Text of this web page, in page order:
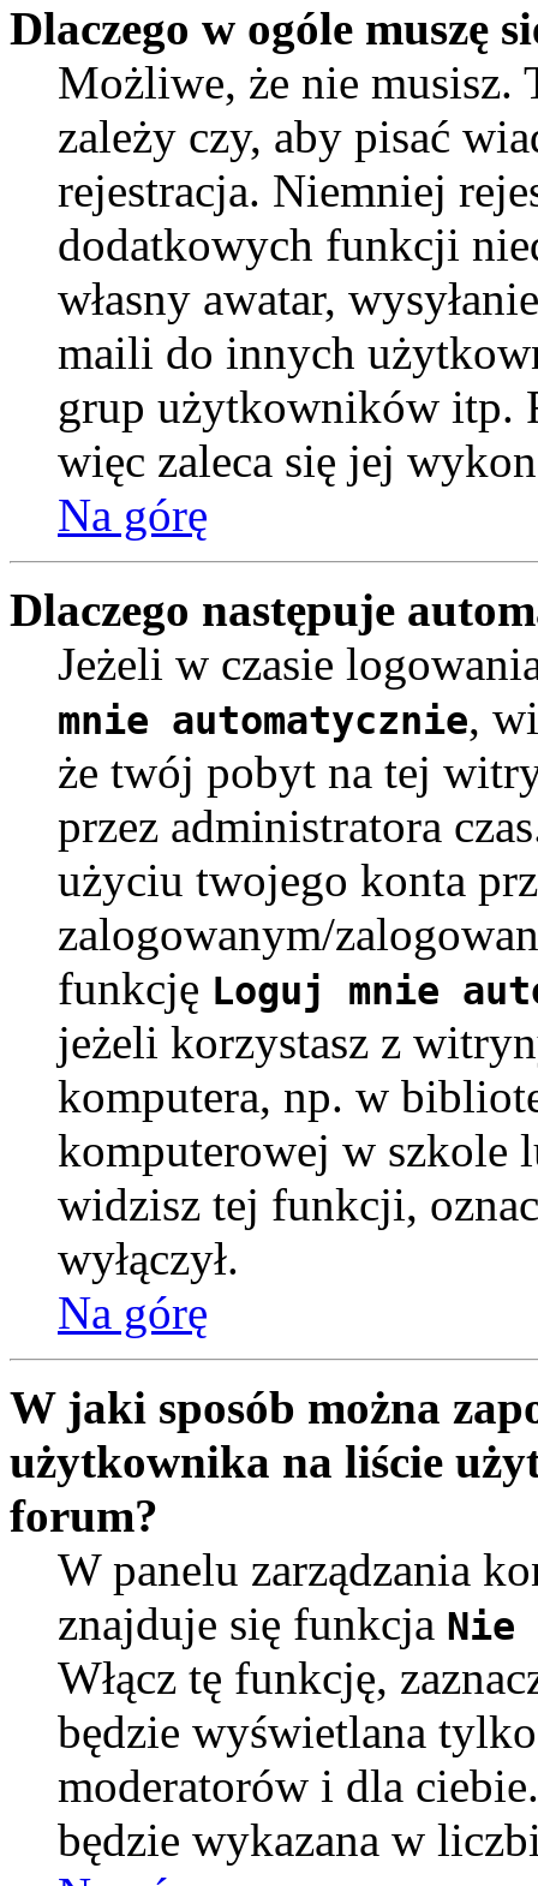
Dlaczego w ogóle muszę
Możliwe, że nie musisz.
zależy czy, aby pisać
rejestracja. Niemniej
dodatkowych funkcji
własny awatar,
maili do innych
grup użytkowników itp.
więc zaleca się jej
Na górę
Dlaczego następuje
Jeżeli w czasie
mnie automatycznie,
że twój pobyt na tej
przez administratora
użyciu twojego konta
zalogowanym/
funkcję Loguj mnie
jeżeli korzystasz z
komputera, np. w
komputerowej w szkole
widzisz tej funkcji,
wyłączył.
Na górę
W jaki sposób można
użytkownika na liście
forum?
W panelu zarządzania
znajduje się funkcja Nie
Włącz tę funkcję,
będzie wyświetlana
moderatorów i dla
będzie wykazana w